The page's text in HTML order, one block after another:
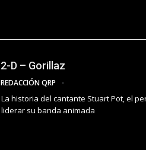
2-D – Gorillaz
REDACCIÓN QRP
La historia del cantante Stuart Pot, el
liderar su banda animada